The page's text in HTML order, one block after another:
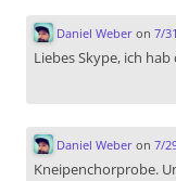
Daniel Weberon 7/
Liebes Skype, ich
Daniel Weberon 7/
Kneipenchorprobe.